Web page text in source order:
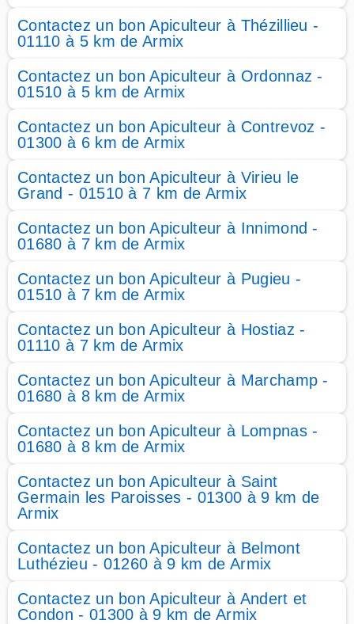
Contactez un bon Apiculteur à Thézillieu -
01110 à 5 km de Armix
Contactez un bon Apiculteur à Ordonnaz -
01510 à 5 km de Armix
Contactez un bon Apiculteur à Contrevoz -
01300 à 6 km de Armix
Contactez un bon Apiculteur à Virieu le
Grand - 01510 à 7 km de Armix
Contactez un bon Apiculteur à Innimond -
01680 à 7 km de Armix
Contactez un bon Apiculteur à Pugieu -
01510 à 7 km de Armix
Contactez un bon Apiculteur à Hostiaz -
01110 à 7 km de Armix
Contactez un bon Apiculteur à Marchamp -
01680 à 8 km de Armix
Contactez un bon Apiculteur à Lompnas -
01680 à 8 km de Armix
Contactez un bon Apiculteur à Saint
Germain les Paroisses - 01300 à 9 km de
Armix
Contactez un bon Apiculteur à Belmont
Luthézieu - 01260 à 9 km de Armix
Contactez un bon Apiculteur à Andert et
Condon - 01300 à 9 km de Armix